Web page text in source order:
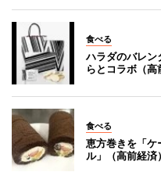
食べる
ハラダのバレン
らとコラボ（高
食べる
恵方巻きを「ケ
ル」（高前経済）